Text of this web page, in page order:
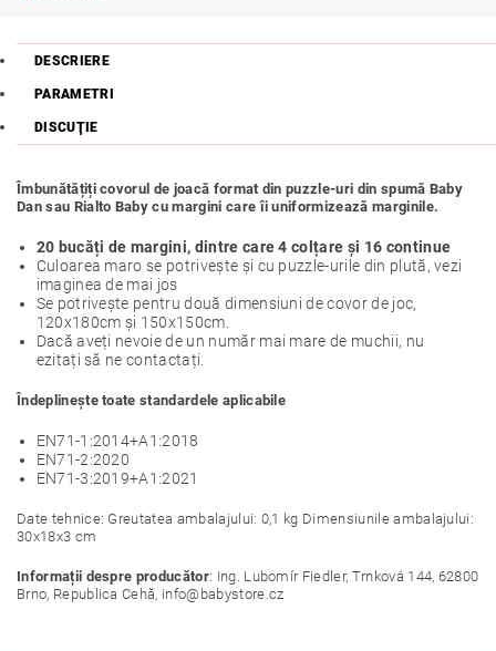
DESCRIERE
PARAMETRI
DISCUŢIE
Îmbunătățiți covorul de joacă format din puzzle-uri din spumă Baby
Dan sau Rialto Baby cu margini care îi uniformizează marginile.
20 bucăți de margini, dintre care 4 colțare și 16 continue
Culoarea maro se potrivește și cu puzzle-urile din plută, vezi
imaginea de mai jos
Se potrivește pentru două dimensiuni de covor de joc,
120x180cm și 150x150cm.
Dacă aveți nevoie de un număr mai mare de muchii, nu
ezitați să ne contactați.
Îndeplinește toate standardele aplicabile
EN71-1:2014+A1:2018
EN71-2:2020
EN71-3:2019+A1:2021
Date tehnice: Greutatea ambalajului: 0,1 kg Dimensiunile ambalajului:
30x18x3 cm
Informații despre producător: Ing. Lubomír Fiedler, Trnková 144, 62800
Brno, Republica Cehă, info@babystore.cz